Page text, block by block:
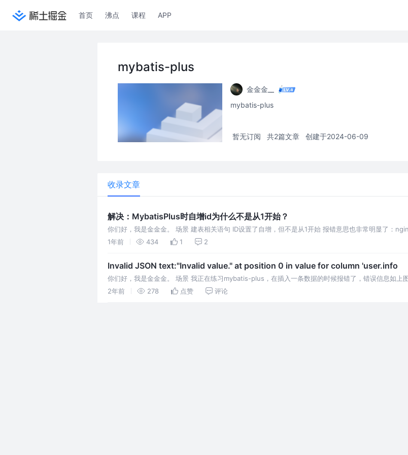
首页 沸点 课程 APP
mybatis-plus
金金金__
mybatis-plus
暂无订阅 共2篇文章 创建于2024-06-09
收录文章
解决：MybatisPlus时自增id为什么不是从1开始？
你们好，我是金金金。 场景 建表相关语句 ID设置了自增，但不是从1开始 报错意思也非常明显了：
对劲的地方，显而易见
1年前 434 1 2
Invalid JSON text:"Invalid value." at position 0 in value for column 'user.info
你们好，我是金金金。 场景 我正在练习mybatis-plus，在插入一条数据的时候报错了，错误信息如上
类型不一致，JSON键值对必须被花括
2年前 278 点赞 评论